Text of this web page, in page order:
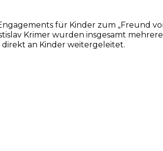
für Kinder zum „Freund
Krimer wurden insgesamt
an Kinder weitergeleitet.